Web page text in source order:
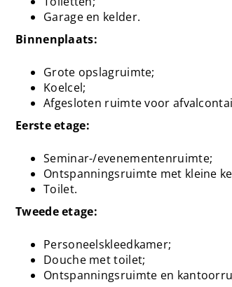
Garage en kelder.
Binnenplaats:
Grote opslagruimte;
Koelcel;
Afgesloten ruimte voor
Eerste etage:
Seminar-/evenementenruimte;
Ontspanningsruimte met kleine
Toilet.
Tweede etage:
Personeelskleedkamer;
Douche met toilet;
Ontspanningsruimte en